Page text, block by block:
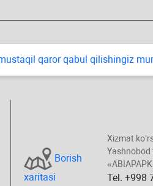
qaror qabul qilishingiz
Borish
хaritasi
Xizmat
Yashnobod
Tel. +998